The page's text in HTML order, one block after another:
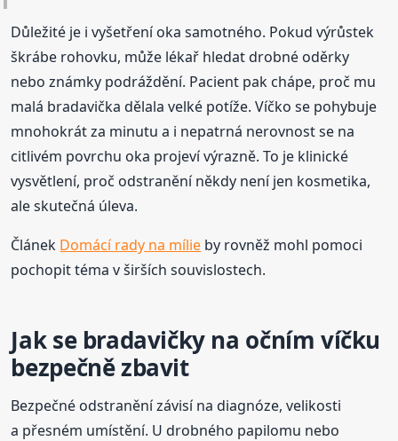
Důležité je i vyšetření oka samotného. Pokud výrůstek
škrábe rohovku, může lékař hledat drobné oděrky
nebo známky podráždění. Pacient pak chápe, proč mu
malá bradavička dělala velké potíže. Víčko se pohybuje
mnohokrát za minutu a i nepatrná nerovnost se na
citlivém povrchu oka projeví výrazně. To je klinické
vysvětlení, proč odstranění někdy není jen kosmetika,
ale skutečná úleva.
Článek Domácí rady na mílie by rovněž mohl pomoci
pochopit téma v širších souvislostech.
Jak se bradavičky na očním víčku
bezpečně zbavit
Bezpečné odstranění závisí na diagnóze, velikosti
a přesném umístění. U drobného papilomu nebo